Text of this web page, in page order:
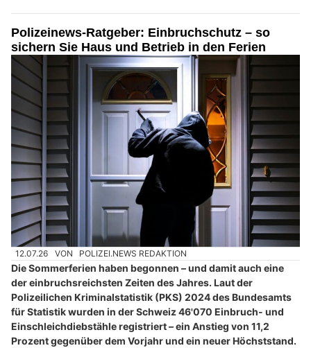
Polizeinews-Ratgeber: Einbruchschutz – so
sichern Sie Haus und Betrieb in den Ferien
12.07.26 VON POLIZEI.NEWS REDAKTION
Die Sommerferien haben begonnen – und damit auch eine
der einbruchsreichsten Zeiten des Jahres. Laut der
Polizeilichen Kriminalstatistik (PKS) 2024 des Bundesamts
für Statistik wurden in der Schweiz 46'070 Einbruch- und
Einschleichdiebstähle registriert – ein Anstieg von 11,2
Prozent gegenüber dem Vorjahr und ein neuer Höchststand.